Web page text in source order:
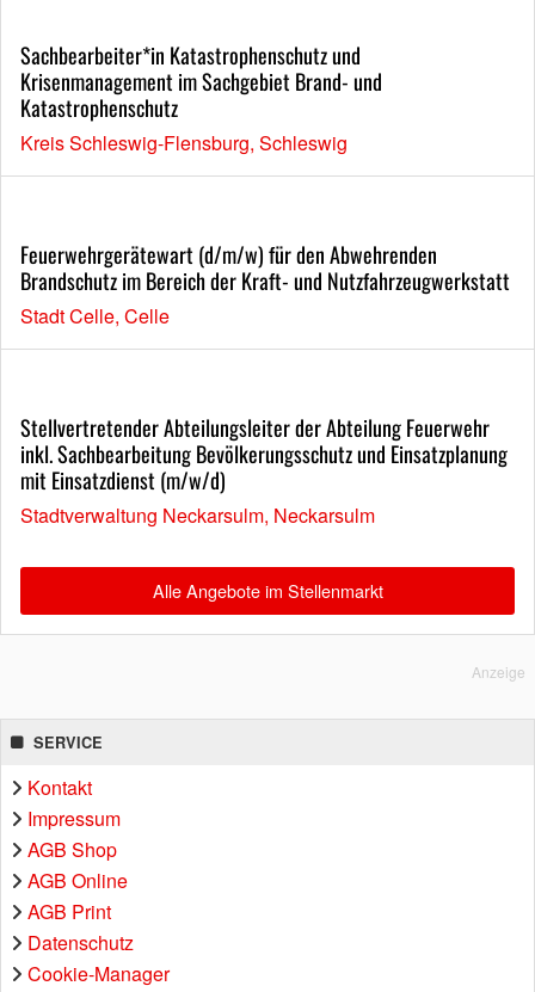
Sachbearbeiter*in Katastrophenschutz und
Krisenmanagement im Sachgebiet Brand- und
Katastrophenschutz
Kreis Schleswig-Flensburg, Schleswig
Feuerwehrgerätewart (d/m/w) für den Abwehrenden
Brandschutz im Bereich der Kraft- und Nutzfahrzeugwerkstatt
Stadt Celle, Celle
Stellvertretender Abteilungsleiter der Abteilung Feuerwehr
inkl. Sachbearbeitung Bevölkerungsschutz und Einsatzplanung
mit Einsatzdienst (m/w/d)
Stadtverwaltung Neckarsulm, Neckarsulm
Alle Angebote im Stellenmarkt
Anzeige
SERVICE
Kontakt
Impressum
AGB Shop
AGB Online
AGB Print
Datenschutz
Cookie-Manager